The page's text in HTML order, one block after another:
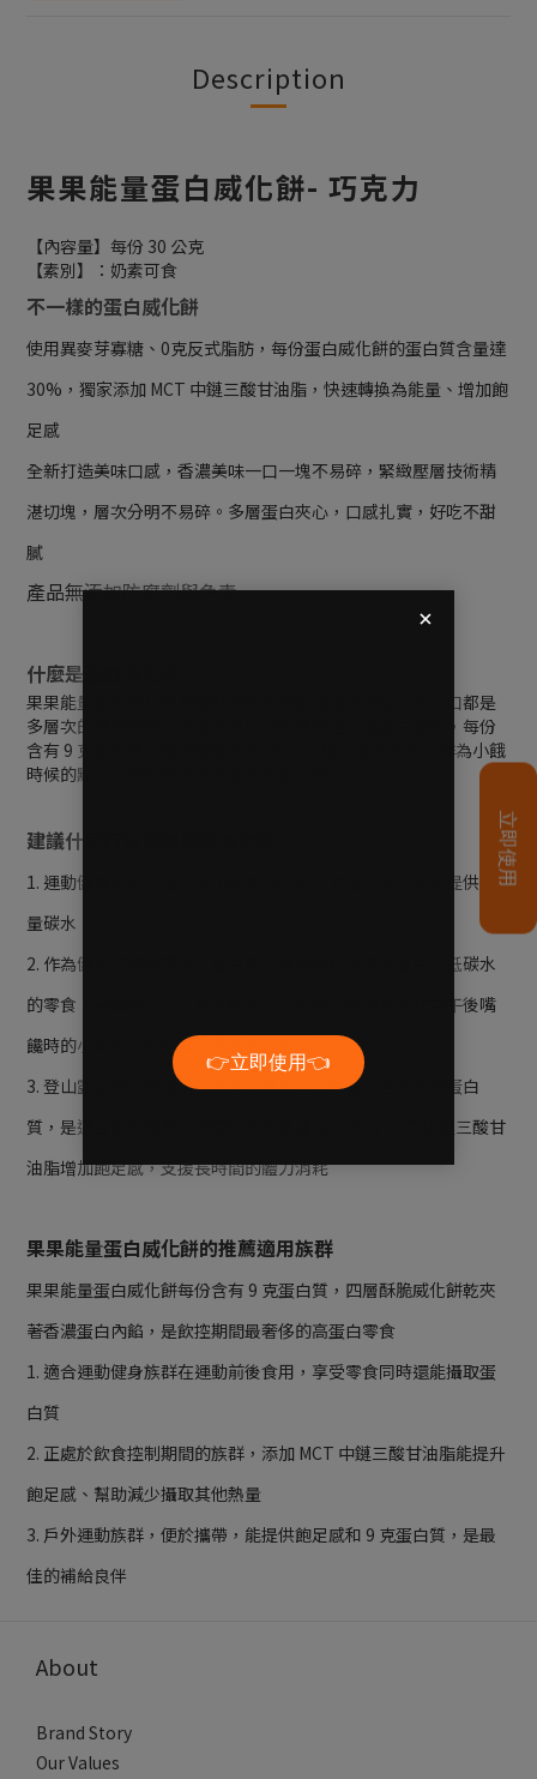
Description
果果能量蛋白威化餅- 巧克力
【內容量】每份 30 公克
【素別】：奶素可食
不一樣的蛋白威化餅
使用異麥芽寡糖、0克反式脂肪，每份蛋白威化餅的蛋白質含量達
30%，獨家添加 MCT 中鏈三酸甘油脂，快速轉換為能量、增加飽
足感
全新打造美味口感，香濃美味一口一塊不易碎，緊緻壓層技術精
湛切塊，層次分明不易碎。多層蛋白夾心，口感扎實，好吃不甜
膩
產品無添加防腐劑與色素
什麼是蛋白威化餅？
果果能量蛋白威化餅四層酥脆威化餅乾與蛋白內餡，每一口都是
多層次的酥脆享受，也是飲食控制時期最佳的高蛋白零食，每份
含有 9 克蛋白質，獨家奢侈添加 MCT 中鏈三酸甘油脂，作為小餓
時候的點心，增加飽足感又能攝取蛋白質
建議什麼時候食用蛋白威化餅？
1. 運動健身前後：蛋白威化餅每份含有 9 克蛋白質，並能提供少
量碳水
2. 作為健康的午後零食：蛋白威化餅是屬於含有高蛋白、低碳水
的零食，無論是否正在飲食控制的階段中，都很適合作為午後嘴
饞時的小零食，
幫助減少攝取額外熱量
3. 登山露營時方便攜帶的零食：蛋白威化餅每份含有 9 克蛋白
質，是適合長時間登山行程中的熱量補給，添加 MCT 中鏈三酸甘
油脂增加飽足感，支援長時間的體力消耗
果果能量蛋白威化餅的推薦適用族群
果果能量蛋白威化餅每份含有 9 克蛋白質，四層酥脆威化餅乾夾
著香濃蛋白內餡，是飲控期間最奢侈的高蛋白零食
1. 適合運動健身族群在運動前後食用，享受零食同時還能攝取蛋
白質
2. 正處於飲食控制期間的族群，添加 MCT 中鏈三酸甘油脂能提升
飽足感、幫助減少攝取其他熱量
3. 戶外運動族群，便於攜帶，能提供飽足感和 9 克蛋白質，是最
佳的補給良伴
About
Brand Story
Our Values